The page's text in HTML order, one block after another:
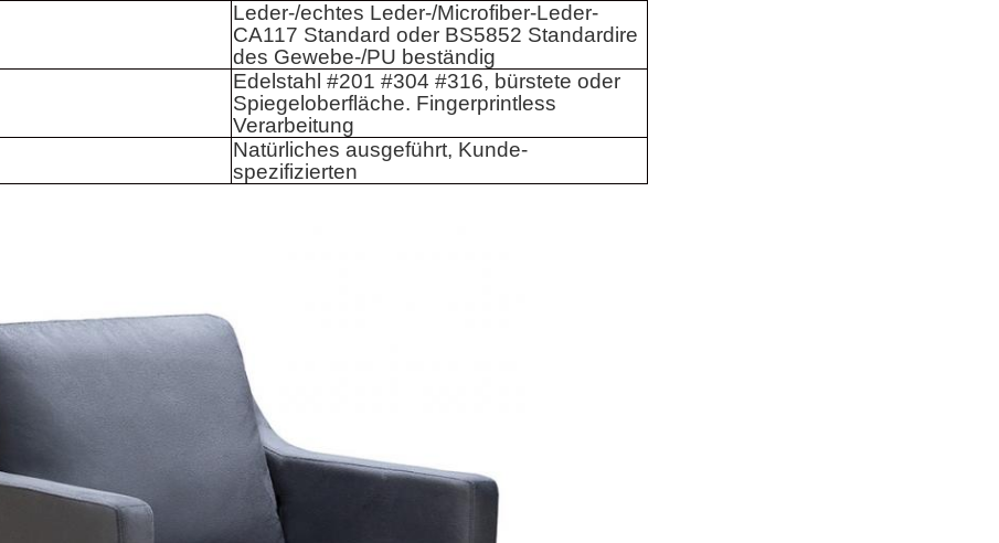
Leder-/echtes Leder-/Microfiber-Leder-
CA117 Standard oder BS5852 Standardire
des Gewebe-/PU beständig
Edelstahl #201 #304 #316, bürstete oder
Spiegeloberfläche. Fingerprintless
Verarbeitung
Natürliches ausgeführt, Kunde-
spezifizierten